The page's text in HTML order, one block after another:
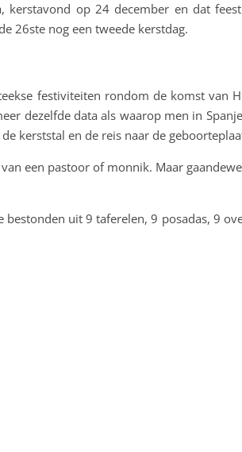
op 24 december en dat
26ste nog een tweede kerstdag.
festiviteiten rondom de komst van
dezelfde data als waarop men in
kerststal en de reis naar de
een pastoor of monnik. Maar
uit 9 taferelen, 9 posadas, 9